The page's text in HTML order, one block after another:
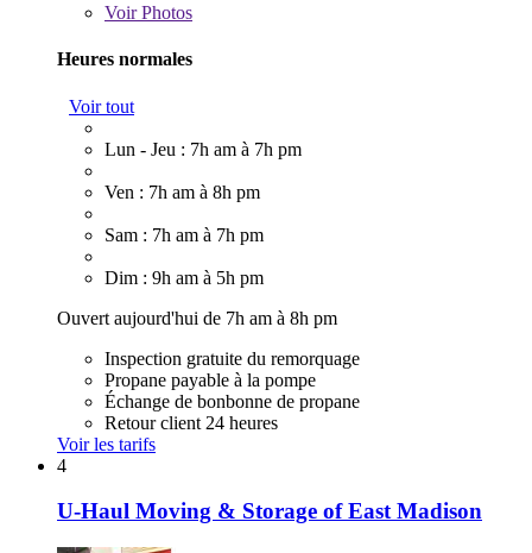
VoirPhotos
Heures normales
Voir tout
Lun - Jeu : 7h am à 7h pm
Ven : 7h am à 8h pm
Sam : 7h am à 7h pm
Dim : 9h am à 5h pm
Ouvert aujourd'hui de 7h am à 8h pm
Inspection gratuite du remorquage
Propane payable à la pompe
Échange de bonbonne de propane
Retour client 24 heures
Voir les tarifs
4
U-Haul Moving & Storage of East Madison